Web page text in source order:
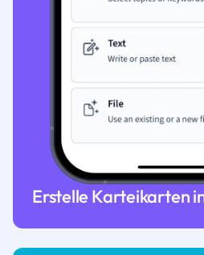
Erstelle Karteikarten